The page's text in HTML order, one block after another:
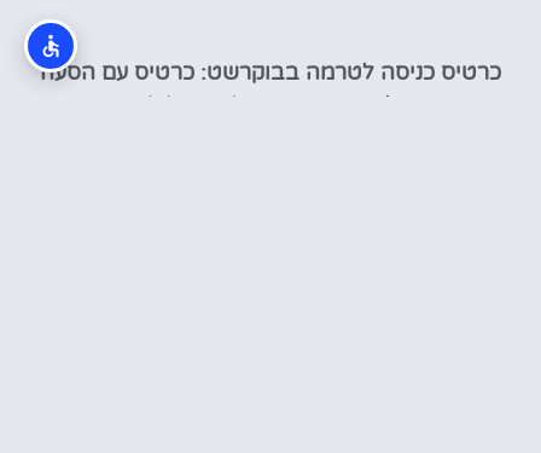
כרטיס כניסה לטרמה בבוקרשט: כרטיס עם הסעה
לספא בבוקרשט (Therme)